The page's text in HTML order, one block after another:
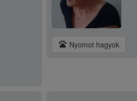
pets Nyomot hagyok